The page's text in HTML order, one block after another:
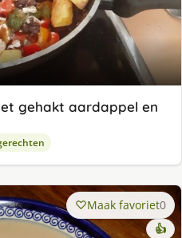
gehakt aardappel en
Maak favoriet0
👍